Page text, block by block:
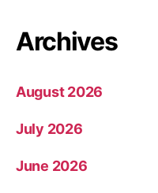
Archives
August 2026
July 2026
June 2026